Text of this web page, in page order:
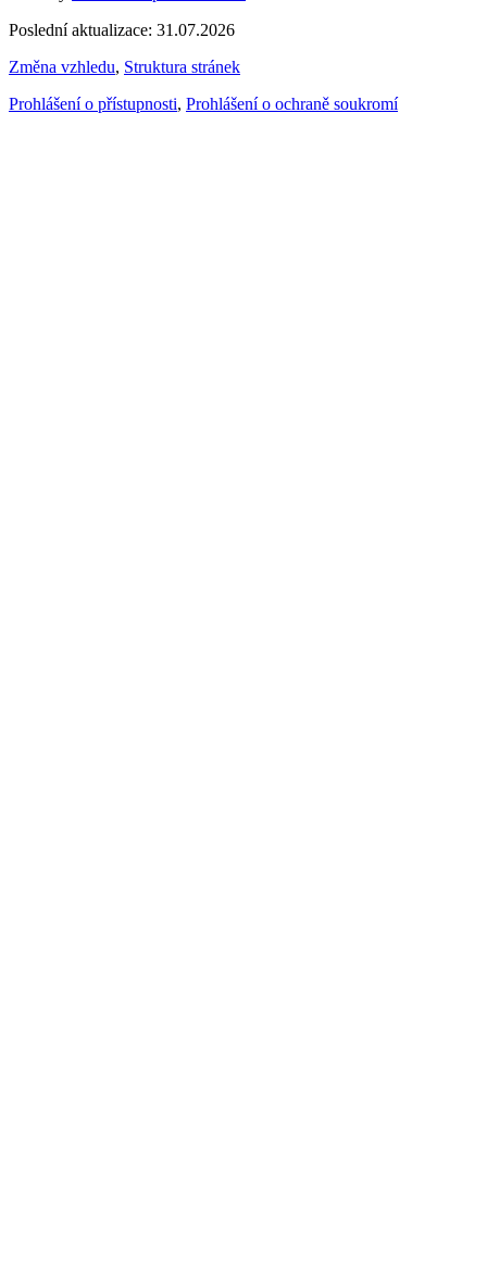
Poslední aktualizace: 31.07.2026
Změna vzhledu, Struktura stránek
Prohlášení o přístupnosti, Prohlášení o ochraně soukromí